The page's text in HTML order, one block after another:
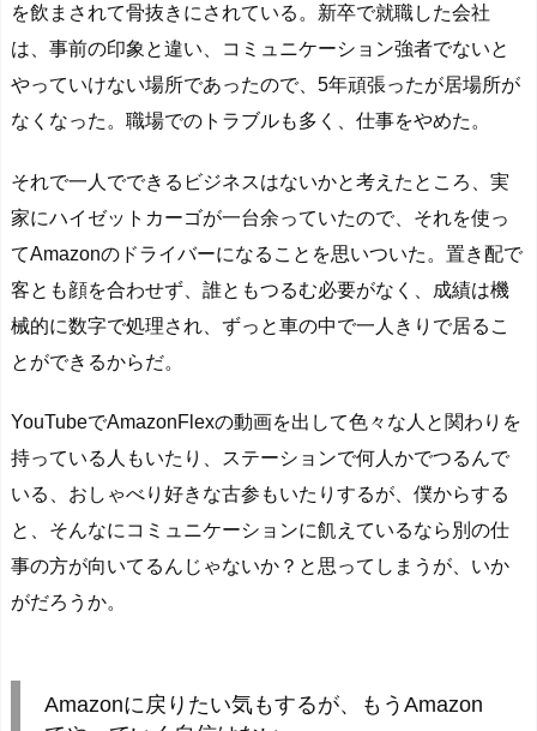
を飲まされて骨抜きにされている。新卒で就職した会社
は、事前の印象と違い、コミュニケーション強者でないと
やっていけない場所であったので、5年頑張ったが居場所が
なくなった。職場でのトラブルも多く、仕事をやめた。
それで一人でできるビジネスはないかと考えたところ、実
家にハイゼットカーゴが一台余っていたので、それを使っ
てAmazonのドライバーになることを思いついた。置き配で
客とも顔を合わせず、誰ともつるむ必要がなく、成績は機
械的に数字で処理され、ずっと車の中で一人きりで居るこ
とができるからだ。
YouTubeでAmazonFlexの動画を出して色々な人と関わりを
持っている人もいたり、ステーションで何人かでつるんで
いる、おしゃべり好きな古参もいたりするが、僕からする
と、そんなにコミュニケーションに飢えているなら別の仕
事の方が向いてるんじゃないか？と思ってしまうが、いか
がだろうか。
Amazonに戻りたい気もするが、もうAmazon